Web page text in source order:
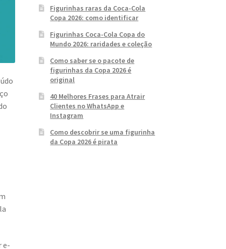
e-
Figurinhas raras da Coca-Cola
Copa 2026: como identificar
Figurinhas Coca-Cola Copa do
Mundo 2026: raridades e coleção
Como saber se o pacote de
figurinhas da Copa 2026 é
original
40 Melhores Frases para Atrair
Clientes no WhatsApp e
Instagram
Como descobrir se uma figurinha
da Copa 2026 é pirata